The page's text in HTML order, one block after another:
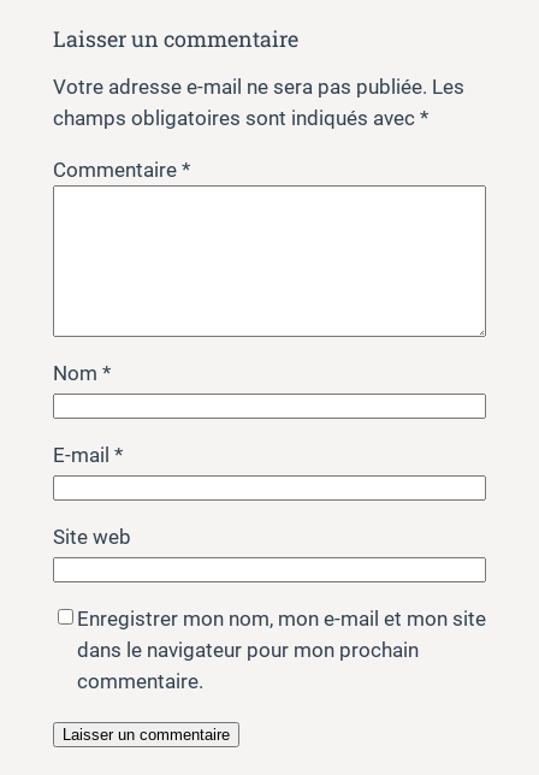
Laisser un commentaire
Votre adresse e-mail ne sera pas publiée. Les
champs obligatoires sont indiqués avec *
Commentaire *
Nom *
E-mail *
Site web
Enregistrer mon nom, mon e-mail et mon site
dans le navigateur pour mon prochain
commentaire.